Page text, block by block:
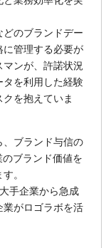
のブランドデー
に管理する必要が
ンが、許諾状況
タを利用した経験
を抱えていま
、ブランド与信の
ブランド価値を
。
手企業から急成
業がロゴラボを活